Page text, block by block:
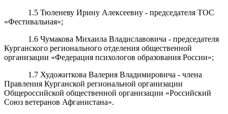
1.5 Тюленеву Ирину Алексеевну - председателя ТОС
«Фестивальная»;
1.6 Чумакова Михаила Владиславовича - председателя
Курганского регионального отделения общественной
организации «Федерация психологов образования России»;
1.7 Художиткова Валерия Владимировича - члена
Правления Курганской региональной организации
Общероссийской общественной организации «Российский
Союз ветеранов Афганистана».